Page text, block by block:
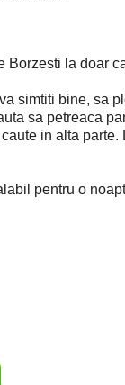
Borzesti la doar
simtiti bine, sa
sa petreaca
in alta
pentru o